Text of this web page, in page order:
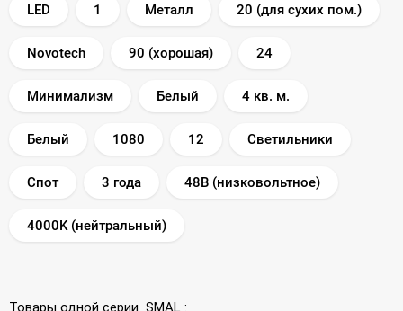
LED 1 Металл 20 (для сухих пом.)
Novotech 90 (хорошая) 24
Минимализм Белый 4 кв. м.
Белый 1080 12 Светильники
Спот 3 года 48В (низковольтное)
4000K (нейтральный)
Товары одной серии SMAL :